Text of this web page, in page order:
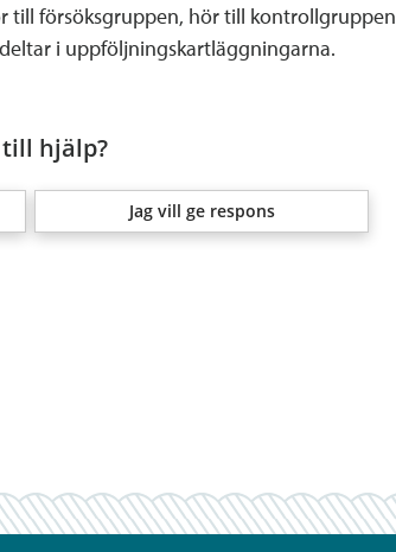
till försöksgruppen, hör till
i uppföljningskartläggningarna.
till hjälp?
Jag vill ge respons